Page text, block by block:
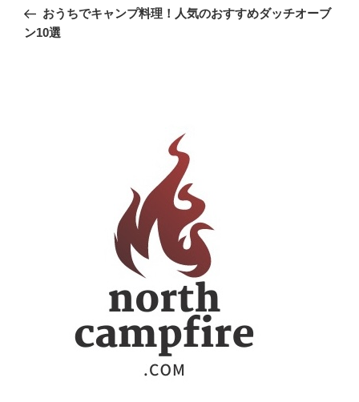
ナ
の
投
おうちでキャンプ料理！人気のおすすめダッチオーブ
ン10選